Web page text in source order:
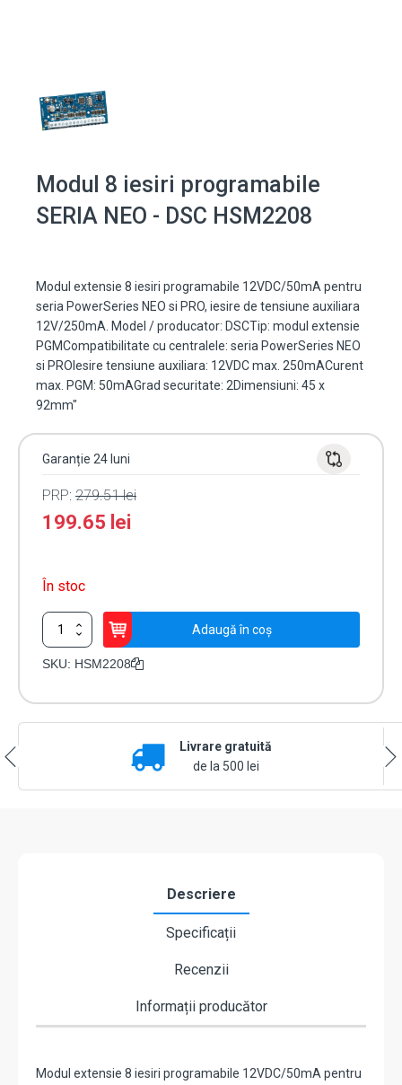
Modul 8 iesiri programabile
SERIA NEO - DSC HSM2208
Modul extensie 8 iesiri programabile 12VDC/50mA pentru
seria PowerSeries NEO si PRO, iesire de tensiune auxiliara
12V/250mA. Model / producator: DSCTip: modul extensie
PGMCompatibilitate cu centralele: seria PowerSeries NEO
si PROIesire tensiune auxiliara: 12VDC max. 250mACurent
max. PGM: 50mAGrad securitate: 2Dimensiuni: 45 x
92mm"
Garanție 24 luni
PRP: 279.51lei
199.65 lei
În stoc
Cantitate
Modul
8
Adaugă în coș
SKU: HSM2208
Livrare gratuită
de la 500 lei
Descriere
Specificații
Recenzii
Informații producător
Modul extensie 8 iesiri programabile 12VDC/50mA pentru